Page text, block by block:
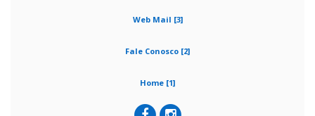
Web Mail [3]
Fale Conosco [2]
Home [1]